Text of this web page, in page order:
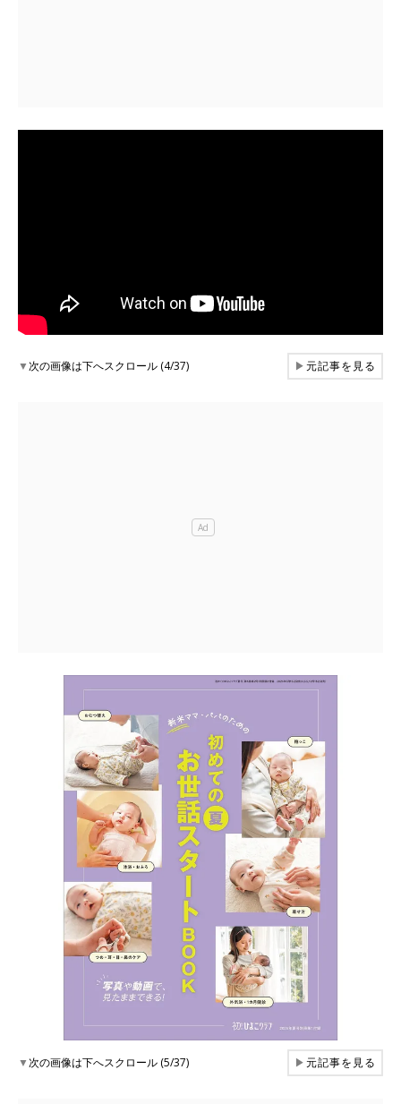
▼次の画像は下へスクロール (4/37) ▶元記事を見る
▼次の画像は下へスクロール (5/37) ▶元記事を見る